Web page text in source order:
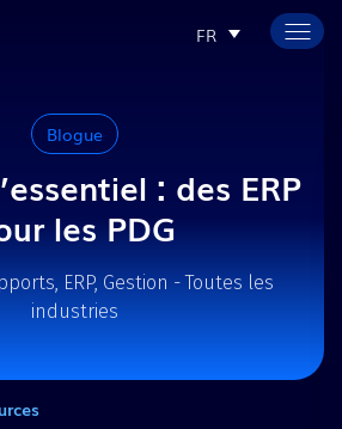
FR
Blogue
: des ERP
les PDG
ERP, Gestion - Toutes les
industries